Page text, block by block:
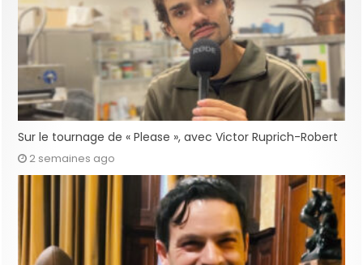
Sur le tournage de « Please », avec Victor Ruprich-Robert
2 semaines ago